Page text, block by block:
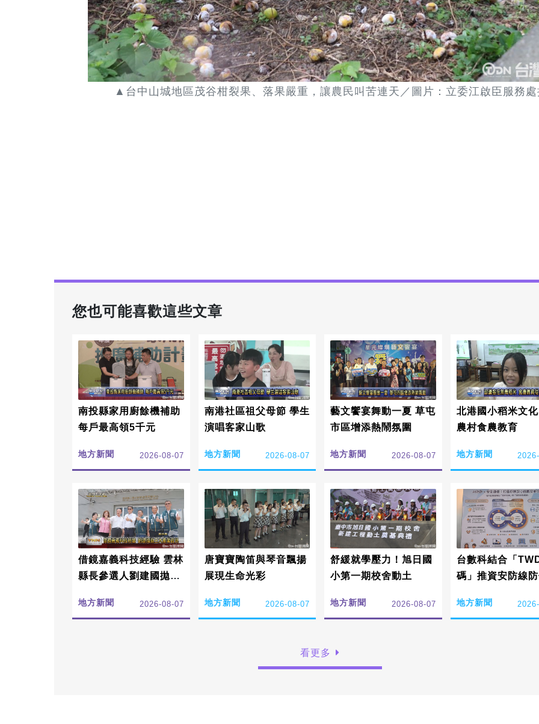
▲台中山城地區茂谷柑裂果、落果嚴重，讓農民叫苦連天／圖片：立委江啟臣服務
您也可能喜歡這些文章
南投縣家用廚餘機補助
每戶最高領5千元
地方新聞 2026-08-07
南港社區祖父母節 學生
演唱客家山歌
地方新聞 2026-08-07
藝文饗宴舞動一夏 草屯
市區增添熱鬧氛圍
地方新聞 2026-08-07
北港國小稻米文
農村食農教育
地方新聞
借鏡嘉義科技經驗 雲林
縣長參選人劉建國拋3
地方新聞 2026-08-07
唐寶寶陶笛與琴音飄揚
展現生命光彩
地方新聞 2026-08-07
舒緩就學壓力！旭日國
小第一期校舍動土
地方新聞 2026-08-07
台數科結合「
碼」推資安防線
地方新聞
看更多